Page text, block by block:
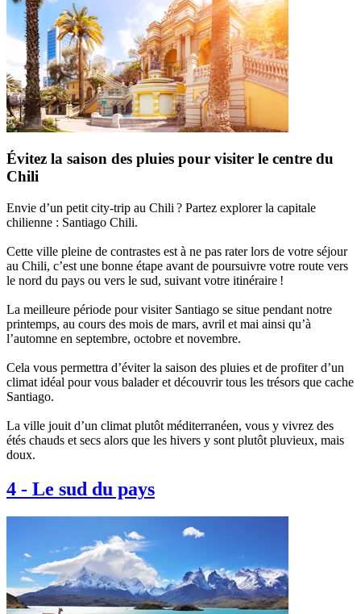
Évitez la saison des pluies pour visiter le centre du
Chili
Envie d’un petit city-trip au Chili ? Partez explorer la capitale
chilienne : Santiago Chili.
Cette ville pleine de contrastes est à ne pas rater lors de votre séjour
au Chili, c’est une bonne étape avant de poursuivre votre route vers
le nord du pays ou vers le sud, suivant votre itinéraire !
La meilleure période pour visiter Santiago se situe pendant notre
printemps, au cours des mois de mars, avril et mai ainsi qu’à
l’automne en septembre, octobre et novembre.
Cela vous permettra d’éviter la saison des pluies et de profiter d’un
climat idéal pour vous balader et découvrir tous les trésors que cache
Santiago.
La ville jouit d’un climat plutôt méditerranéen, vous y vivrez des
étés chauds et secs alors que les hivers y sont plutôt pluvieux, mais
doux.
4 - Le sud du pays